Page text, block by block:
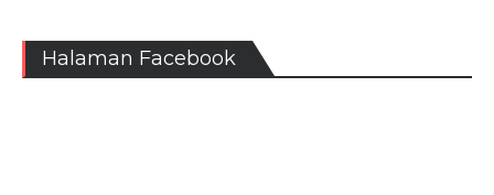
Halaman Facebook